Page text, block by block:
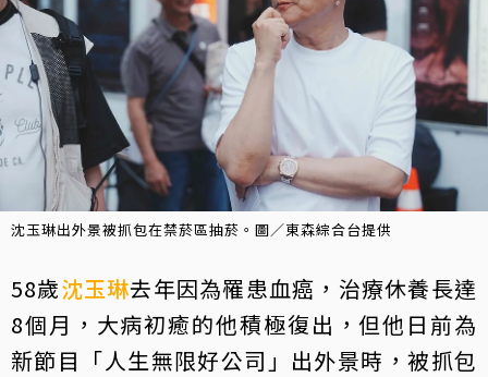
沈玉琳出外景被抓包在禁菸區抽菸。圖／東森綜合台提供
58歲沈玉琳去年因為罹患血癌，治療休養長達
8個月，大病初癒的他積極復出，但他日前為
新節目「人生無限好公司」出外景時，被抓包